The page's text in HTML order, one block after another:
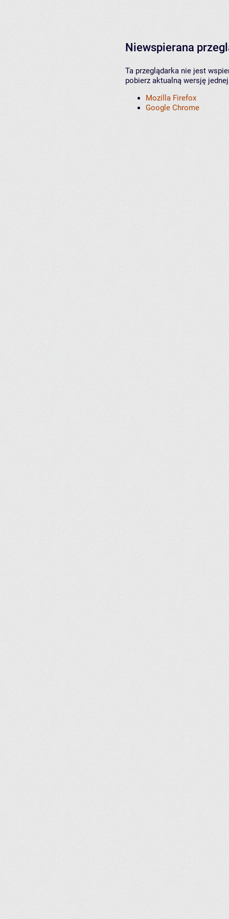
Niewspierana
Ta przeglądarka nie jest
pobierz aktualną wersję
Mozilla Firefox
Google Chrome